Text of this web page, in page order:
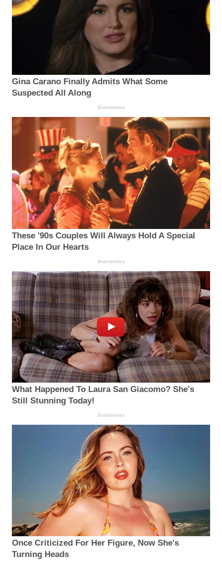
Gina Carano Finally Admits What Some
Suspected All Along
Brainberries
These '90s Couples Will Always Hold A Special
Place In Our Hearts
Brainberries
What Happened To Laura San Giacomo? She's
Still Stunning Today!
Brainberries
Once Criticized For Her Figure, Now She's
Turning Heads